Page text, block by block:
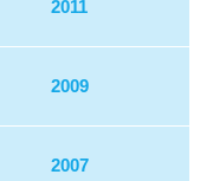
2011
2009
2007